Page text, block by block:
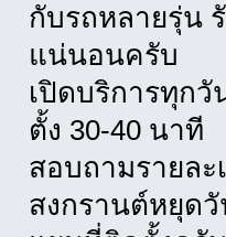
กับรถหลายรุ่น
แน่นอนครับ
เปิดบริการทุกวั
ตั้ง 30-40 นาที
สอบถามรายละ
สงกรานต์หยุดวั